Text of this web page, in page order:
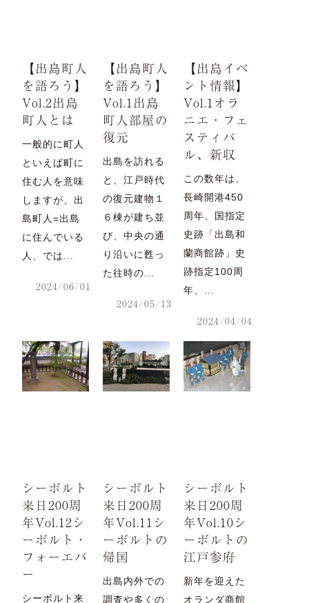
【出島町人
を語ろう】
Vol.2出島
町人とは
一般的に町人
といえば町に
住む人を意味
しますが、出
島町人=出島
に住んでいる
人、では...
2024/06/01
【出島町人
を語ろう】
Vol.1出島
町人部屋の
復元
出島を訪れる
と、江戸時代
の復元建物１
６棟が建ち並
び、中央の通
り沿いに甦っ
た往時の...
2024/05/13
【出島イベ
ント情報】
Vol.1オラ
ニエ・フェ
スティバ
ル、新収
この数年は、
長崎開港450
周年、国指定
史跡「出島和
蘭商館跡」史
跡指定100周
年、...
2024/04/04
シーボルト
来日200周
年Vol.12シ
ーボルト・
フォーエバ
ー
シーボルト来
シーボルト
来日200周
年Vol.11シ
ーボルトの
帰国
出島内外での
調査や多くの
シーボルト
来日200周
年Vol.10シ
ーボルトの
江戸参府
新年を迎えた
オランダ商館